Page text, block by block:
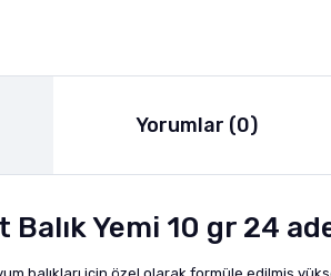
Yorumlar (0)
Balık Yemi 10 gr 24